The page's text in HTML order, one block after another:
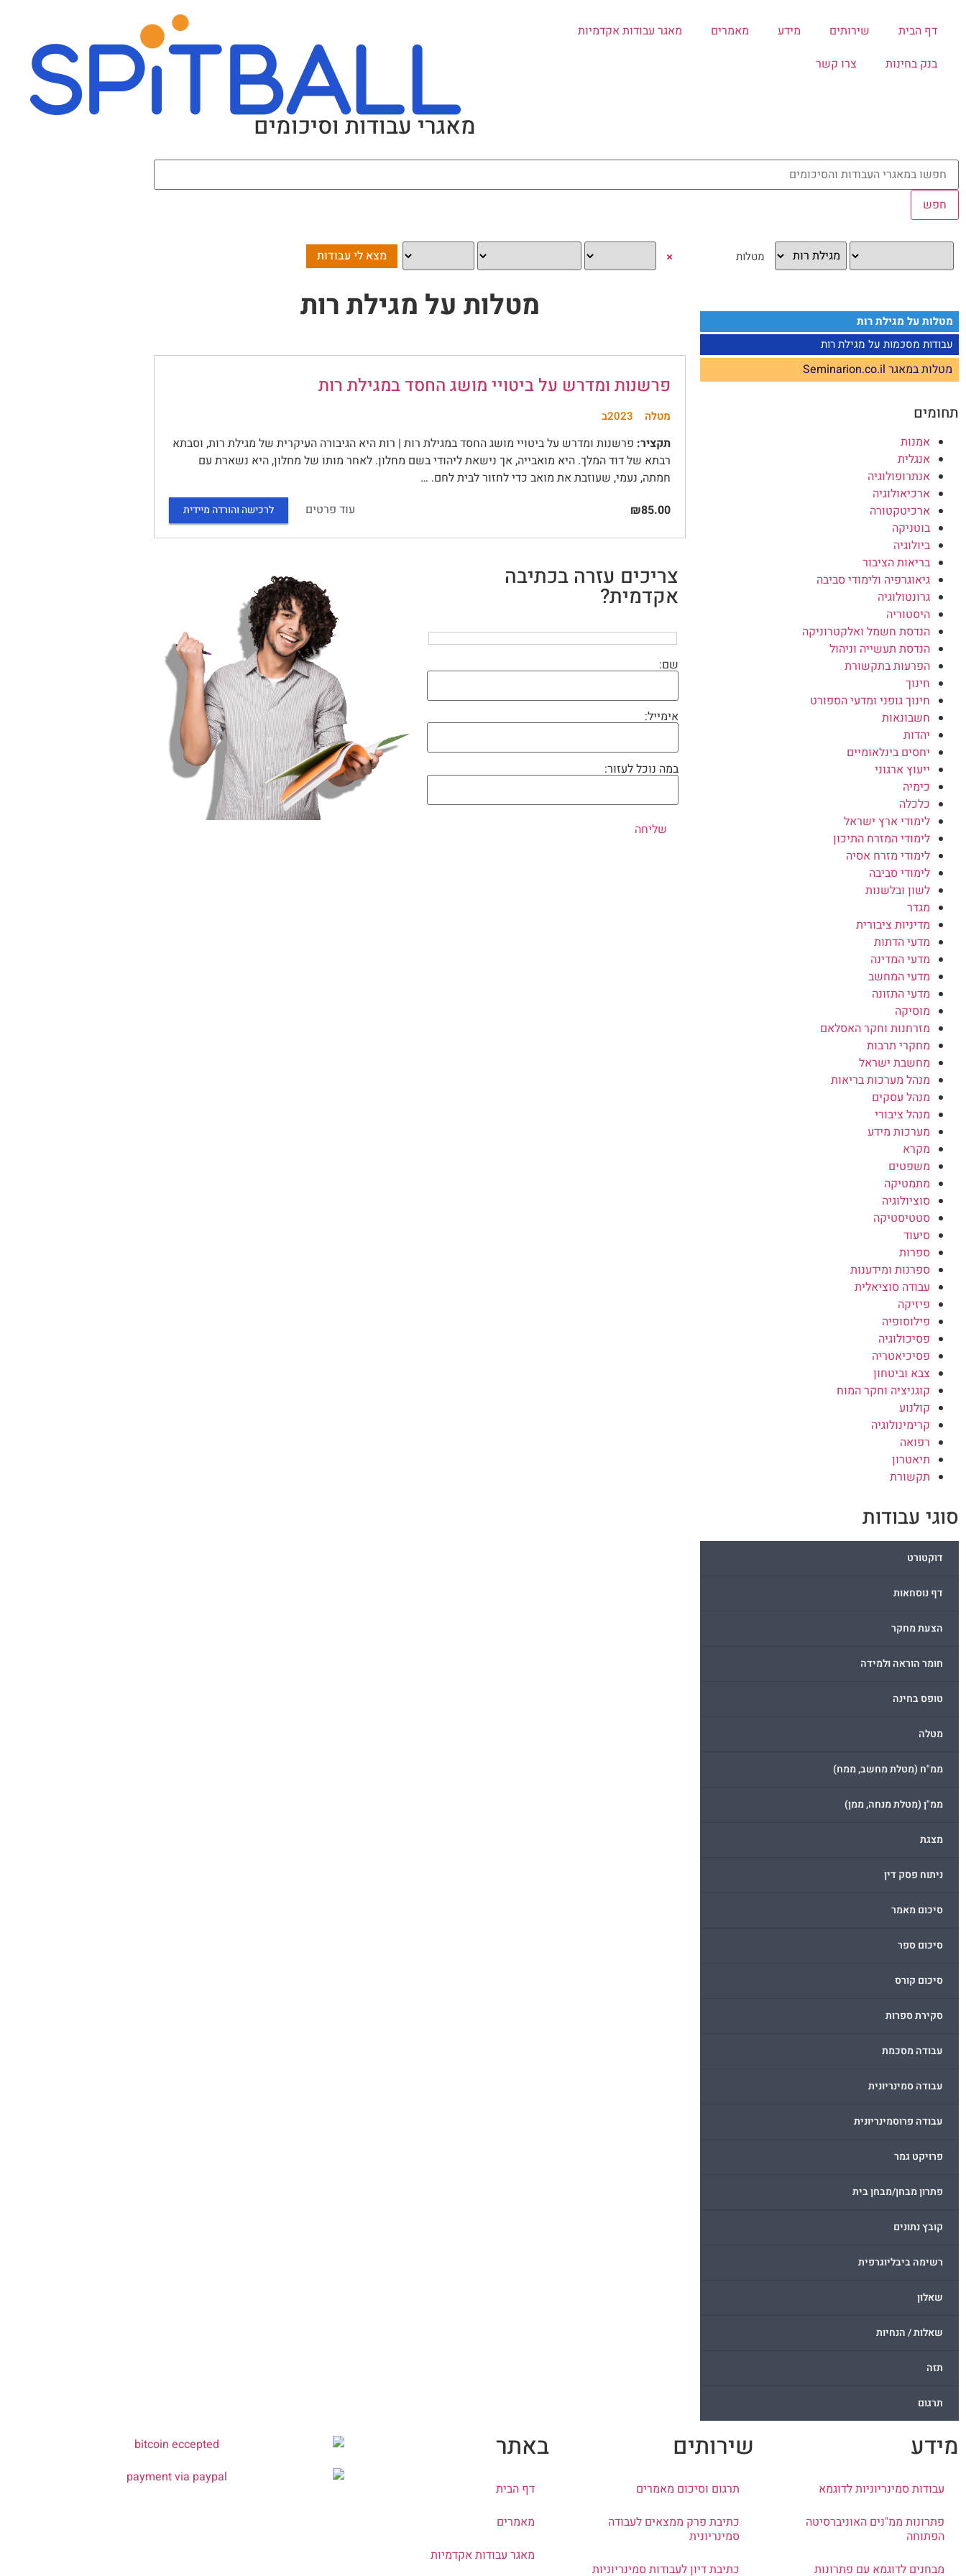
דף הבית שירותים מידע מאמרים
מאגר עבודות אקדמיות
בנק בחינות
צרו קשר
מאגרי עבודות וסיכומים
×
מטלות על מגילת רות
עבודות מסכמות על מגילת רות
מטלות במאגר Seminarion.co.il
תחומים
אמנות
אנגלית
אנתרופולוגיה
ארכיאולוגיה
ארכיטקטורה
בוטניקה
ביולוגיה
בריאות הציבור
גיאוגרפיה ולימודי סביבה
גרונטולוגיה
היסטוריה
הנדסת חשמל ואלקטרוניקה
הנדסת תעשייה וניהול
הפרעות בתקשורת
חינוך
חינוך גופני ומדעי הספורט
חשבונאות
יהדות
יחסים בינלאומיים
ייעוץ ארגוני
כימיה
כלכלה
לימודי ארץ ישראל
לימודי המזרח התיכון
לימודי מזרח אסיה
לימודי סביבה
לשון ובלשנות
מגדר
מדיניות ציבורית
מדעי הדתות
מדעי המדינה
מדעי המחשב
מדעי התזונה
מוסיקה
מזרחנות וחקר האסלאם
מחקרי תרבות
מחשבת ישראל
מנהל מערכות בריאות
מנהל עסקים
מנהל ציבורי
מערכות מידע
מקרא
משפטים
מתמטיקה
סוציולוגיה
סטטיסטיקה
סיעוד
ספרות
ספרנות ומידענות
עבודה סוציאלית
פיזיקה
פילוסופיה
פסיכולוגיה
פסיכיאטריה
צבא וביטחון
קוגניציה וחקר המוח
קולנוע
קרימינולוגיה
רפואה
תיאטרון
תקשורת
סוגי עבודות
דוקטורט
דף נוסחאות
הצעת מחקר
חומר הוראה ולמידה
טופס בחינה
מטלה
ממ"ח (מטלת מחשב, ממח)
ממ"ן (מטלת מנחה, ממן)
מצגת
ניתוח פסק דין
סיכום מאמר
סיכום ספר
סיכום קורס
סקירת ספרות
עבודה מסכמת
עבודה סמינריונית
עבודה פרוסמינריונית
פרויקט גמר
פתרון מבחן/מבחן בית
קובץ נתונים
רשימה ביבליוגרפית
שאלון
שאלות / הנחיות
תזה
תרגום
מטלות על מגילת רות
פרשנות ומדרש על ביטויי מושג החסד במגילת רות
מטלה 2023ב
תקציר: פרשנות ומדרש על ביטויי מושג החסד במגילת רות | רות היא הגיבורה העיקרית של מגילת רות, וסבתא
רבתא של דוד המלך. היא מואבייה, אך נישאת ליהודי בשם מחלון. לאחר מותו של מחלון, היא נשארת עם
חמתה, נעמי, שעוזבת את מואב כדי לחזור לבית לחם. …
₪85.00
עוד פרטים לרכישה והורדה מיידית
צריכים עזרה בכתיבה
אקדמית?
שם:
אימייל:
במה נוכל לעזור:
מידע
עבודות סמינריוניות לדוגמא
פתרונות ממ"נים האוניברסיטה
הפתוחה
מבחנים לדוגמא עם פתרונות
שירותים
תרגום וסיכום מאמרים
כתיבת פרק ממצאים לעבודה
סמינריונית
כתיבת דיון לעבודות סמינריוניות
באתר
דף הבית
מאמרים
מאגר עבודות אקדמיות